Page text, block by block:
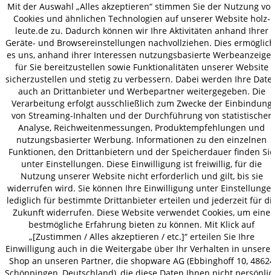
VERSAND
AGB Datenschutz
Impressum
© 2026 HOLZ-LEUTE
* Alle Preise inkl. gesetzl. Mehrwertsteuer zzgl.
Versandkosten
Mit der Auswahl „Alles akzeptieren“ stimmen Sie der Nutzung
Cookies und ähnlichen Technologien auf unserer Website holz-
leute.de zu. Dadurch können wir Ihre Aktivitäten anhand Ihrer
Geräte- und Browsereinstellungen nachvollziehen. Dies
es uns, anhand ihrer Interessen nutzungsbasierte
für Sie bereitzustellen sowie Funktionalitäten unserer Website
sicherzustellen und stetig zu verbessern. Dabei werden Ihre
auch an Drittanbieter und Werbepartner weitergegeben. Die
Verarbeitung erfolgt ausschließlich zum Zwecke der
von Streaming-Inhalten und der Durchführung von statistischer
Analyse, Reichweitenmessungen, Produktempfehlungen und
nutzungsbasierter Werbung. Informationen zu den einzelnen
Funktionen, den Drittanbietern und der Speicherdauer finden
unter Einstellungen. Diese Einwilligung ist freiwillig, für die
Nutzung unserer Website nicht erforderlich und gilt, bis sie
widerrufen wird. Sie können Ihre Einwilligung unter
lediglich für bestimmte Drittanbieter erteilen und jederzeit für
Zukunft widerrufen. Diese Website verwendet Cookies, um eine
bestmögliche Erfahrung bieten zu können. Mit Klick auf
„[Zustimmen / Alles akzeptieren / etc.]“ erteilen Sie Ihre
Einwilligung auch in die Weitergabe über Ihr Verhalten in
Shop an unseren Partner, die shopware AG (Ebbinghoff 10,